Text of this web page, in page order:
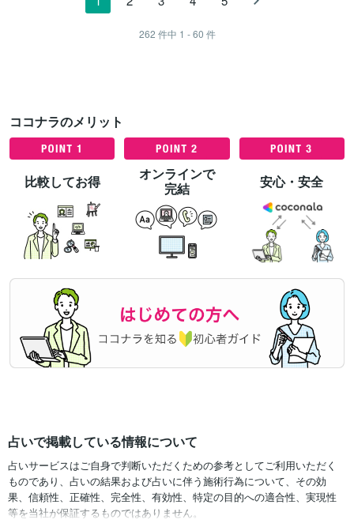
262 件中 1 - 60 件
ココナラのメリット
比較してお得
オンラインで
完結
安心・安全
占いで掲載している情報について
占いサービスはご自身で判断いただくための参考としてご利用いただく
ものであり、占いの結果および占いに伴う施術行為について、その効
果、信頼性、正確性、完全性、有効性、特定の目的への適合性、実現性
等を当社が保証するものではありません。